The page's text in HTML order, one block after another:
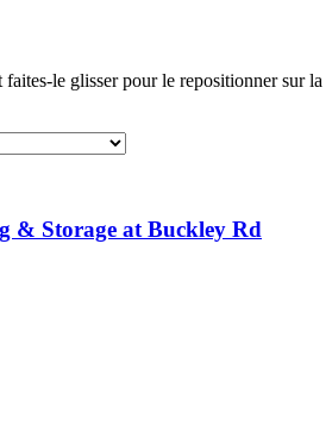
le glisser pour le repositionner sur la
& Storage at Buckley Rd